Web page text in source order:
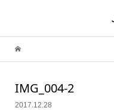
IMG_004-2
2017.12.28